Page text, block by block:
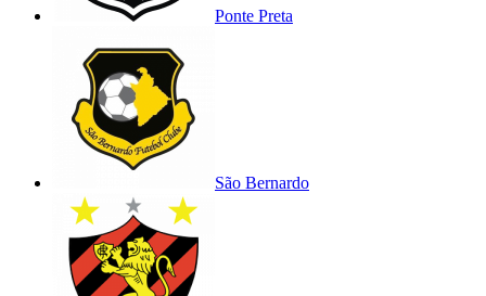
Ponte Preta
São Bernardo